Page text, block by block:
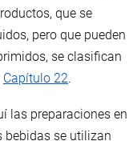
que se
pero que pueden
se clasifican
Capítulo 22.
las preparaciones en
bebidas se utilizan